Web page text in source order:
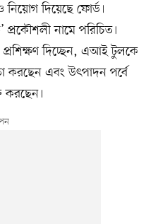
দিয়েছে ফোর্ড।
প্রকৌশলী নামে পরিচিত।
প্রশিক্ষণ দিচ্ছেন, এআই টুলকে
এবং উৎপাদন পর্বে
করছেন।